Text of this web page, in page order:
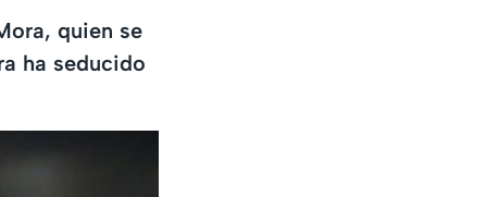
quien se
ha seducido